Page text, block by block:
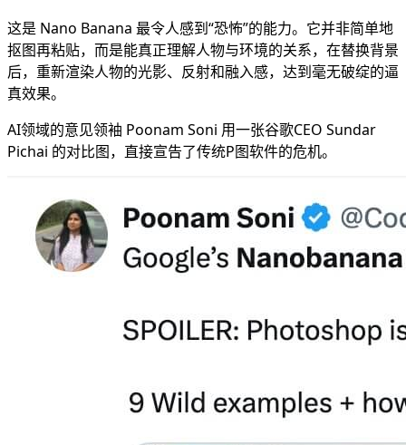
这是 Nano Banana 最令人感到“恐怖”的能力。它并非简单地
抠图再粘贴，而是能真正理解人物与环境的关系，在替换背景
后，重新渲染人物的光影、反射和融入感，达到毫无破绽的逼
真效果。
AI领域的意见领袖 Poonam Soni 用一张谷歌CEO Sundar
Pichai 的对比图，直接宣告了传统P图软件的危机。